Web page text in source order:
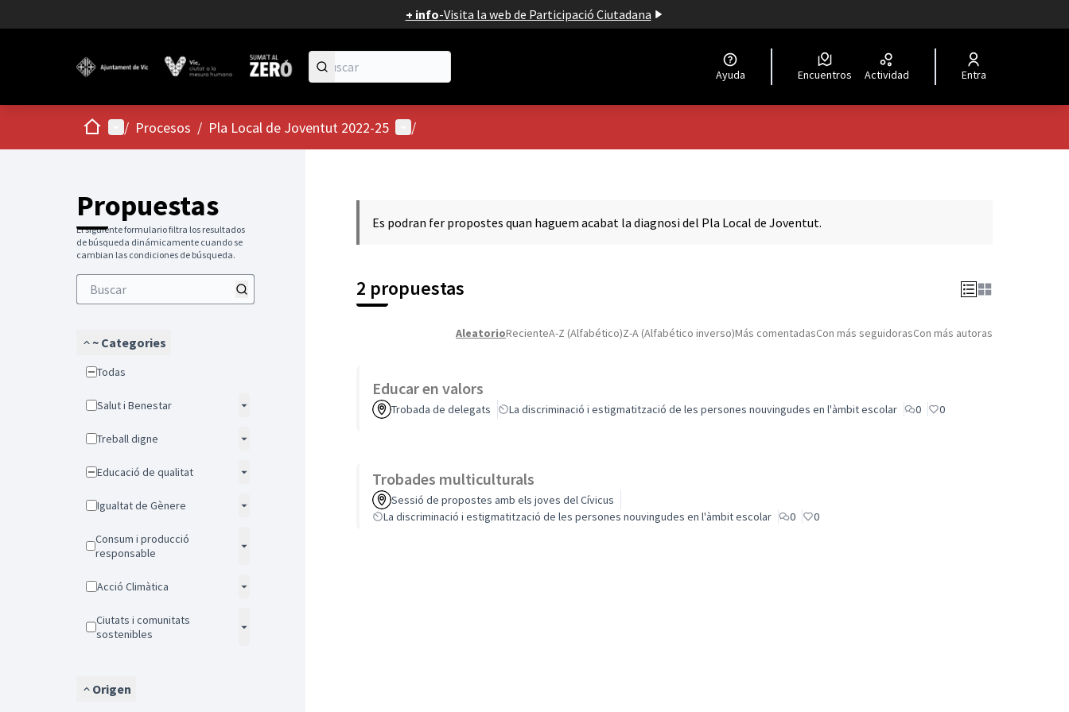
+ info-Visita la web de Participació Ciutadana
Ayuda Encuentros Actividad Entra
InicioMenú principal
/ Procesos / Pla Local de Joventut 2022-25 Menú de usuario
/
Propuestas
El siguiente formulario filtra los resultados
de búsqueda dinámicamente cuando se
cambian las condiciones de búsqueda.
~ Categories
Todas
Salut i Benestar
Treball digne
Educació de qualitat
Igualtat de Gènere
Consum i producció
responsable
Acció Climàtica
Ciutats i comunitats
sostenibles
Origen
Es podran fer propostes quan haguem acabat la diagnosi del Pla Local de Joventut.
2 propuestas
AleatorioRecienteA-Z (Alfabético)Z-A (Alfabético inverso)Más comentadasCon más seguidorasCon más autoras
Educar en valors
Trobada de delegats La discriminació i estigmatització de les persones nouvingudes en l'àmbit escolar 0 0
Trobades multiculturals
Sessió de propostes amb els joves del Cívicus
La discriminació i estigmatització de les persones nouvingudes en l'àmbit escolar
0 0